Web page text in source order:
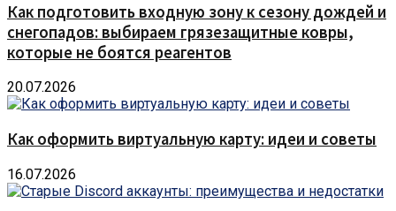
Как подготовить входную зону к сезону дождей и
снегопадов: выбираем грязезащитные ковры,
которые не боятся реагентов
20.07.2026
Как оформить виртуальную карту: идеи и советы
16.07.2026